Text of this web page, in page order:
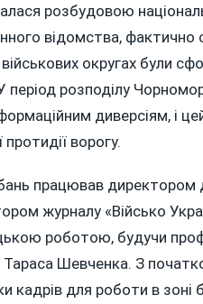
розбудовою
відомства,
округах були
період розподілу
диверсіям, і
ворогу.
працював директором
журналу «Військо
роботою, будучи
Шевченка. З
кадрів для роботи в